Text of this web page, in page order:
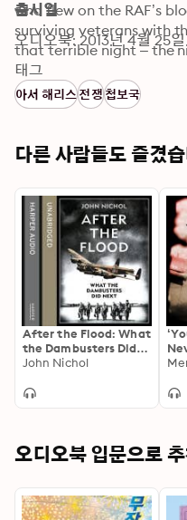
who flew on the RAF’s
surviving veterans with
that terrible night – the
출시일
오디오북: 2013년 4월 25일
태그
아서 해리스전쟁첩보국
다른 사람들도 즐겼
After the Flood: What
the Dambusters Did
Next
John Nichol
오디오북 입문으로